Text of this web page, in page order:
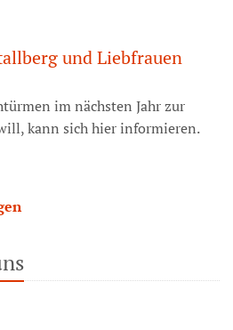
und Liebfrauen
im nächsten Jahr zur
kann sich hier informieren.